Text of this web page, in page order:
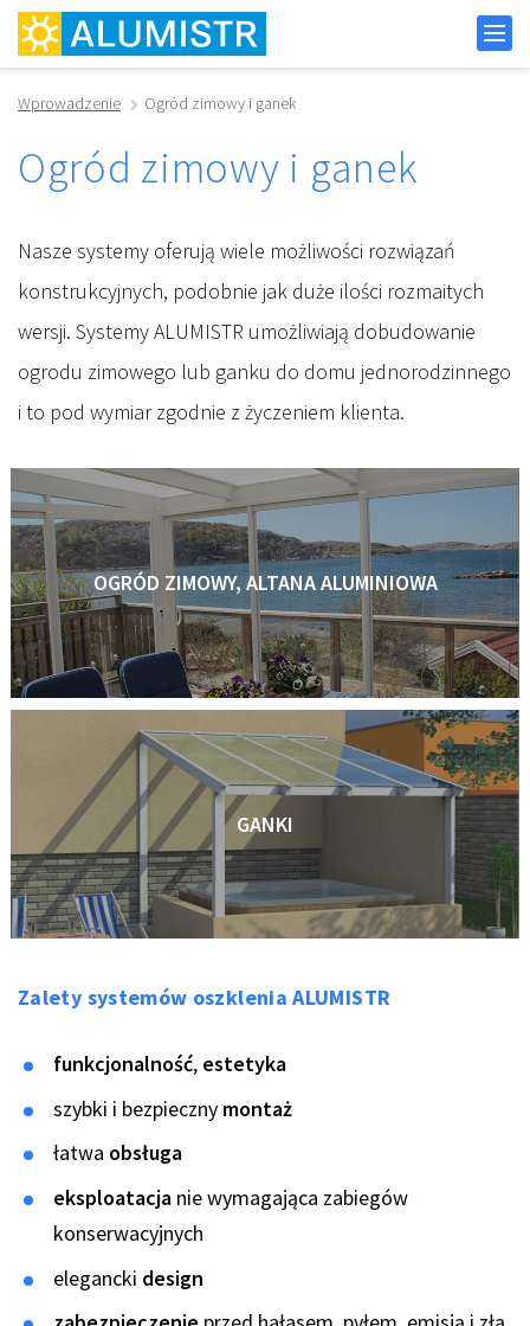
Wprowadzenie Ogród zimowy i ganek
Ogród zimowy i ganek
Nasze systemy oferują wiele możliwości rozwiązań
konstrukcyjnych, podobnie jak duże ilości rozmaitych
wersji. Systemy ALUMISTR umożliwiają dobudowanie
ogrodu zimowego lub ganku do domu jednorodzinnego
i to pod wymiar zgodnie z życzeniem klienta.
OGRÓD ZIMOWY, ALTANA ALUMINIOWA
GANKI
Zalety systemów oszklenia ALUMISTR
funkcjonalność, estetyka
szybki i bezpieczny montaż
łatwa obsługa
eksploatacja nie wymagająca zabiegów
konserwacyjnych
elegancki design